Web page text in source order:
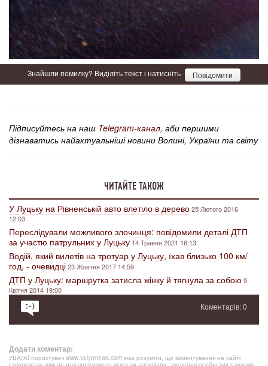
Знайшли помилку? Виділіть текст і натисніть Повідомити
Підписуйтесь на наш Telegram-канал, аби першими
дізнаватись найактуальніші новини Волині, України та світу
ЧИТАЙТЕ ТАКОЖ
У Луцьку на Рівненській авто влетіло в дерево25 Лютого 2016
12:03
Переслідували можливого злочинця: повідомили деталі ДТП
за участю патрульних у Луцьку 14 Травня 2021 16:13
Водій, який вилетів на тротуар у Луцьку, їхав близько 100 км/
год, - очевидці23 Жовтня 2017 14:59
ДТП у Луцьку: маршрутка затисла жінку й тягнула за собою 9
Квітня 2014 19:00
Коментарів: 0
Додати коментар:
УВАГА! Користувач www.volynnews.com має розуміти, що коментування на сайті
створені аж ніяк не для політичного піару чи антипіару, зведення особистих рахунків,